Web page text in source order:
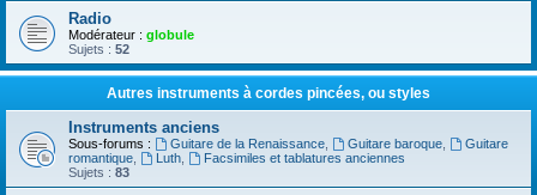
Radio
Modérateur : globule
Sujets : 52
Autres instruments à cordes pincées, ou styles
Instruments anciens
Sous-forums : Guitare de la Renaissance, Guitare baroque,
Guitare
romantique
Luth,
Facsimiles et tablatures anciennes
Sujets : 83